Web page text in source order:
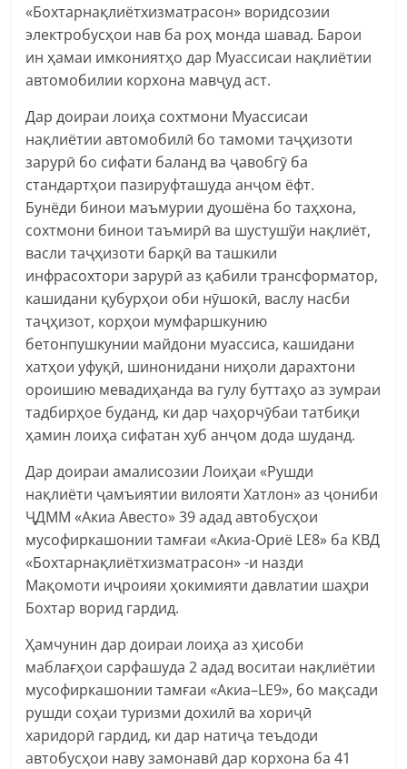
«Бохтарнақлиётхизматрасон» воридсозии
электробусҳои нав ба роҳ монда шавад. Барои
ин ҳамаи имкониятҳо дар Муассисаи нақлиётии
автомобилии корхона мавҷуд аст.
Дар доираи лоиҳа сохтмони Муассисаи
нақлиётии автомобилӣ бо тамоми таҷҳизоти
зарурӣ бо сифати баланд ва ҷавобгӯ ба
стандартҳои пазируфташуда анҷом ёфт.
Бунёди бинои маъмурии дуошёна бо таҳхона,
сохтмони бинои таъмирӣ ва шустушўи нақлиёт,
васли таҷҳизоти барқӣ ва ташкили
инфрасохтори зарурӣ аз қабили трансформатор,
кашидани қубурҳои оби нӯшокӣ, васлу насби
таҷҳизот, корҳои мумфаршкунию
бетонпушкунии майдони муассиса, кашидани
хатҳои уфуқӣ, шинонидани ниҳоли дарахтони
ороишию мевадиҳанда ва гулу буттаҳо аз зумраи
тадбирҳое буданд, ки дар чаҳорчӯбаи татбиқи
ҳамин лоиҳа сифатан хуб анҷом дода шуданд.
Дар доираи амалисозии Лоиҳаи «Рушди
нақлиёти ҷамъиятии вилояти Хатлон» аз ҷониби
ҶДММ «Акиа Авесто» 39 адад автобусҳои
мусофиркашонии тамғаи «Акиа-Ориё LE8» ба КВД
«Бохтарнақлиётхизматрасон» -и назди
Мақомоти иҷроияи ҳокимияти давлатии шаҳри
Бохтар ворид гардид.
Ҳамчунин дар доираи лоиҳа аз ҳисоби
маблағҳои сарфашуда 2 адад воситаи нақлиётии
мусофиркашонии тамғаи «Акиа–LE9», бо мақсади
рушди соҳаи туризми дохилӣ ва хориҷӣ
харидорӣ гардид, ки дар натиҷа теъдоди
автобусҳои наву замонавӣ дар корхона ба 41